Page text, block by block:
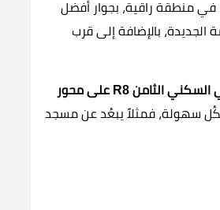
في منطقة راقية، بجوار أفضل
الجديدة، بالإضافة إلى قرب
موقع كمبوند لافيردي العاصمة الإدارية فى الحي السكني الثامن R8 على محور
سهولة، فمثلاً يبعُد عن مسجد